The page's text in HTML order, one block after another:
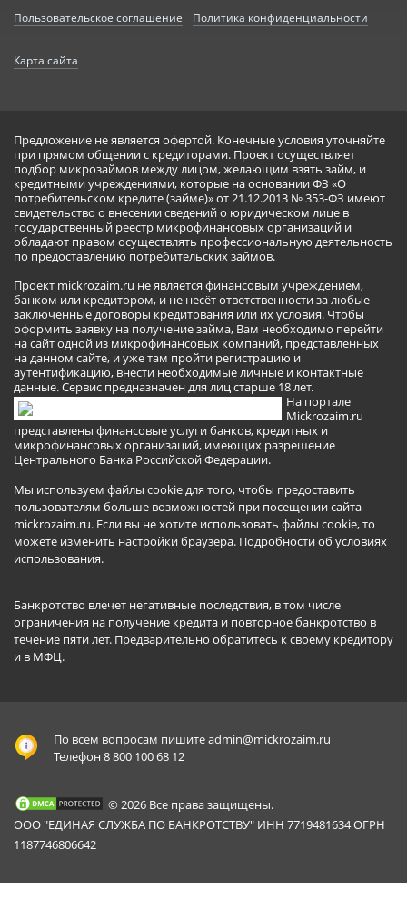
Пользовательское соглашение Политика конфиденциальности
Карта сайта
Предложение не является офертой. Конечные условия уточняйте
при прямом общении с кредиторами. Проект осуществляет
подбор микрозаймов между лицом, желающим взять займ, и
кредитными учреждениями, которые на основании ФЗ «О
потребительском кредите (займе)» от 21.12.2013 № 353-ФЗ имеют
свидетельство о внесении сведений о юридическом лице в
государственный реестр микрофинансовых организаций и
обладают правом осуществлять профессиональную деятельность
по предоставлению потребительских займов.
Проект mickrozaim.ru не является финансовым учреждением,
банком или кредитором, и не несёт ответственности за любые
заключенные договоры кредитования или их условия. Чтобы
оформить заявку на получение займа, Вам необходимо перейти
на сайт одной из микрофинансовых компаний, представленных
на данном сайте, и уже там пройти регистрацию и
аутентификацию, внести необходимые личные и контактные
данные. Сервис предназначен для лиц старше 18 лет.
На портале
Mickrozaim.ru
представлены финансовые услуги банков, кредитных и
микрофинансовых организаций, имеющих разрешение
Центрального Банка Российской Федерации.
Мы используем файлы cookie для того, чтобы предоставить
пользователям больше возможностей при посещении сайта
mickrozaim.ru. Если вы не хотите использовать файлы cookie, то
можете изменить настройки браузера. Подробности об условиях
использования.
Банкротство влечет негативные последствия, в том числе
ограничения на получение кредита и повторное банкротство в
течение пяти лет. Предварительно обратитесь к своему кредитору
и в МФЦ.
По всем вопросам пишитеadmin@mickrozaim.ru
Телефон 8 800 100 68 12
© 2026 Все права защищены.
ООО "ЕДИНАЯ СЛУЖБА ПО БАНКРОТСТВУ" ИНН 7719481634 ОГРН
1187746806642
Mickrozaim.ru использует файлы cookie для